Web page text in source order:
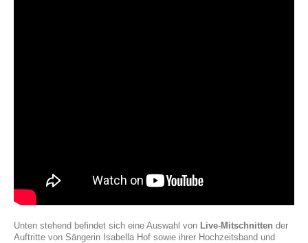
Unten stehend befindet sich eine Auswahl von Live-Mitschnitten der
Auftritte von Sängerin Isabella Hof sowie ihrer Hochzeitsband und